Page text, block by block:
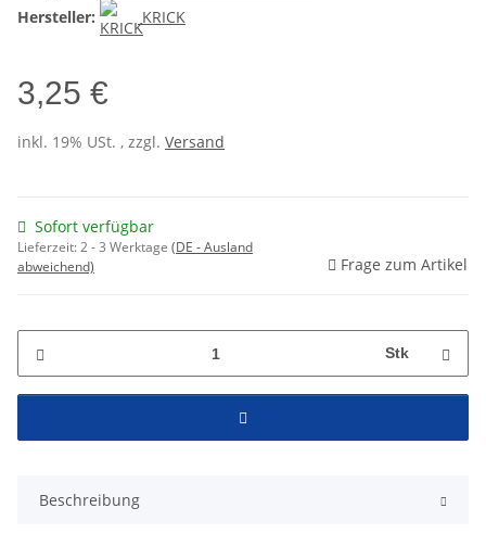
Hersteller:
KRICK
3,25 €
inkl. 19% USt. , zzgl. Versand
Sofort verfügbar
Lieferzeit:2 - 3 Werktage (DE - Ausland
abweichend)
Frage zum Artikel
Stk
Beschreibung